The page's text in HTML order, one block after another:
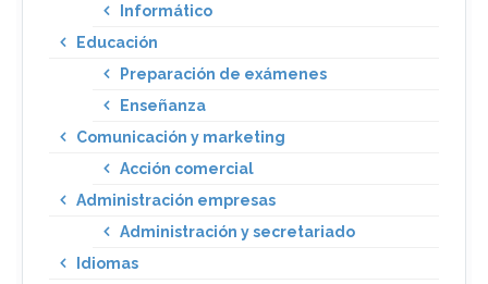
Informático
Educación
Preparación de exámenes
Enseñanza
Comunicación y marketing
Acción comercial
Administración empresas
Administración y secretariado
Idiomas